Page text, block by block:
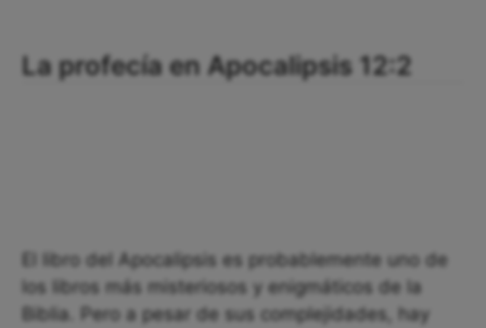
La profecía en Apocalipsis 12:2
El libro del Apocalipsis es probablemente uno de
los libros más misteriosos y enigmáticos de la
Biblia. Pero a pesar de sus complejidades, hay